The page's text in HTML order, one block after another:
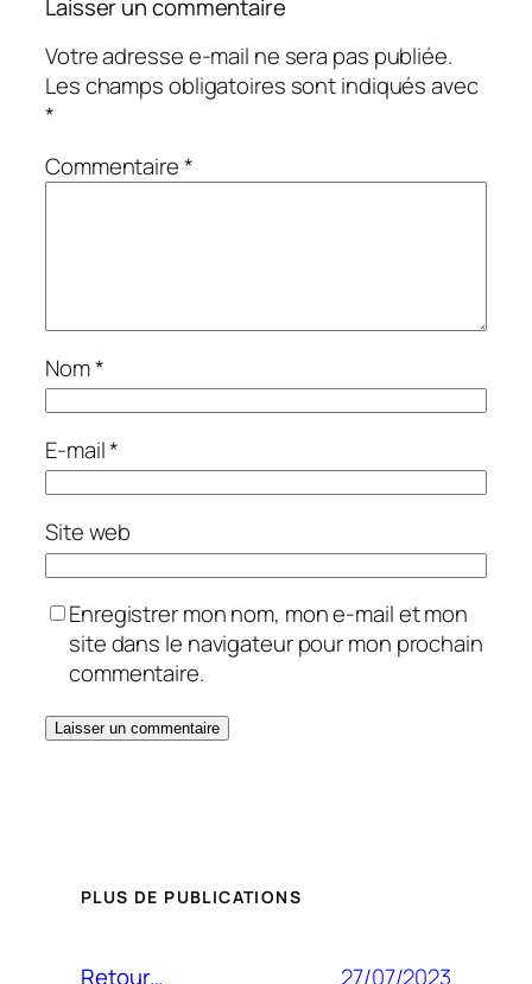
Laisser un commentaire
Votre adresse e-mail ne sera pas publiée.
Les champs obligatoires sont indiqués avec
*
Commentaire*
Nom*
E-mail*
Site web
Enregistrer mon nom, mon e-mail et mon
site dans le navigateur pour mon prochain
commentaire.
PLUS DE PUBLICATIONS
Retour… 27/07/2023